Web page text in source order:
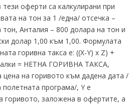
оферти са калкулирани при
на тон за 1 /една/ отсечка –
Анталия – 800 долара на тон и
долар 1,00 към 1,00. Формулата
горивна такса е: ((X-Y) x Z) +
= НЕТНА ГОРИВНА ТАКСА,
цена на горивото към дадена дата /
програма/, Y е
горивото, заложена в офертите, а